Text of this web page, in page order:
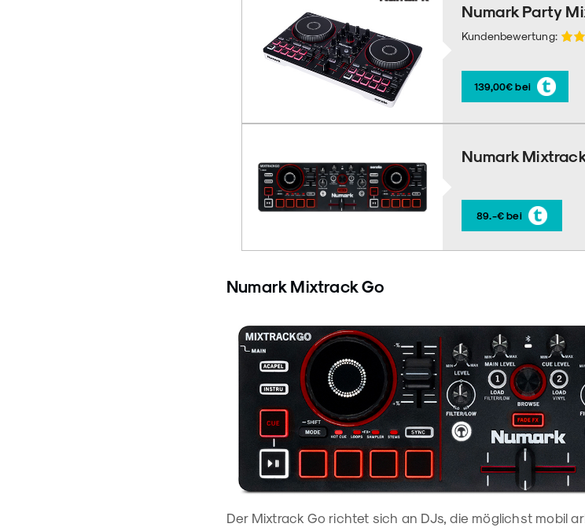
Numark Party
Kundenbewertung:
139,00€ bei
Numark
89.-€ bei
Numark Mixtrack Go
Der Mixtrack Go richtet sich an DJs, die möglichst mobil